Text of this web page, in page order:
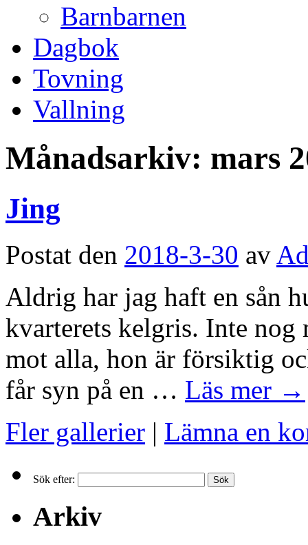
Barnbarnen
Dagbok
Tovning
Vallning
Månadsarkiv: mars
Jing
Postat den 2018-3-30 av
Aldrig har jag haft en sån
kvarterets kelgris. Inte
mot alla, hon är försiktig
får syn på en … Läs mer →
Fler gallerier | Lämna en
Sök efter:
Arkiv